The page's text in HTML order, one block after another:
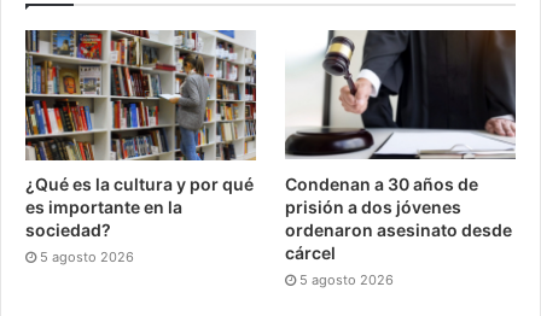
¿Qué es la cultura y por qué
es importante en la
sociedad?
5 agosto 2026
Condenan a 30 años de
prisión a dos jóvenes
ordenaron asesinato desde
cárcel
5 agosto 2026